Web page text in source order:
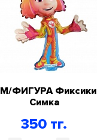
М/ФИГУРА Фиксики
Симка
350 тг.